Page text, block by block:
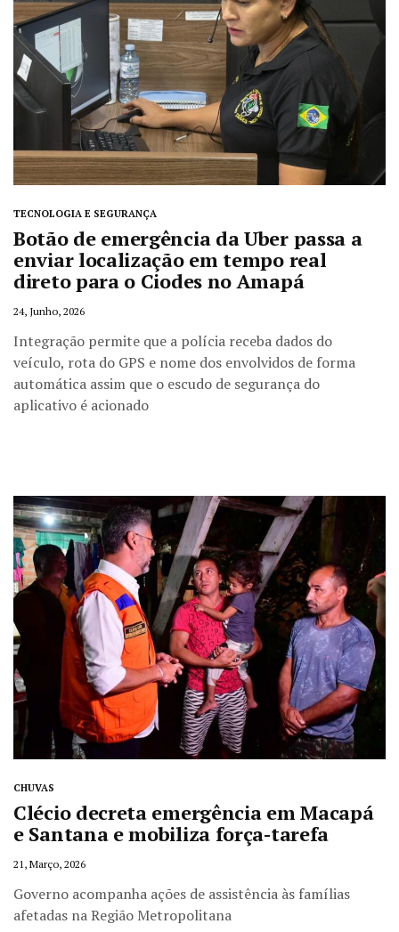
TECNOLOGIA E SEGURANÇA
Botão de emergência da Uber passa a
enviar localização em tempo real
direto para o Ciodes no Amapá
24, Junho, 2026
Integração permite que a polícia receba dados do
veículo, rota do GPS e nome dos envolvidos de forma
automática assim que o escudo de segurança do
aplicativo é acionado
CHUVAS
Clécio decreta emergência em Macapá
e Santana e mobiliza força-tarefa
21, Março, 2026
Governo acompanha ações de assistência às famílias
afetadas na Região Metropolitana